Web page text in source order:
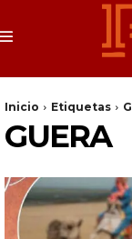
Inicio Etiquetas
GUERA